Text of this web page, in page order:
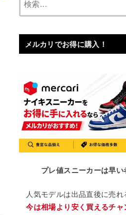
メルカリでお得に購入！
プレ値スニーカーは早い
人気モデルは出品直後に売れ
今は相場より安く買えるチャ